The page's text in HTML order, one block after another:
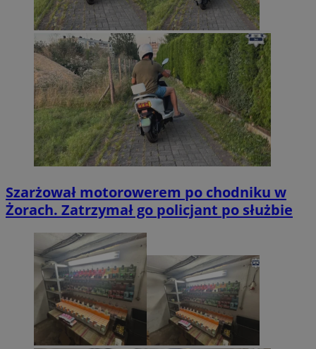
Szarżował motorowerem po chodniku w
Żorach. Zatrzymał go policjant po służbie